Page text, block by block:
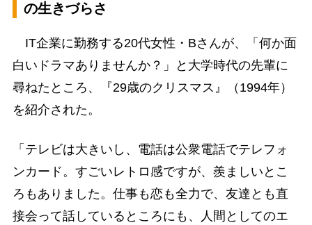
の生きづらさ
IT企業に勤務する20代女性・Bさんが、「何か面
白いドラマありませんか？」と大学時代の先輩に
尋ねたところ、『29歳のクリスマス』（1994年）
を紹介された。
「テレビは大きいし、電話は公衆電話でテレフォ
ンカード。すごいレトロ感ですが、羨ましいとこ
ろもありました。仕事も恋も全力で、友達とも直
接会って話しているところにも、人間としてのエ